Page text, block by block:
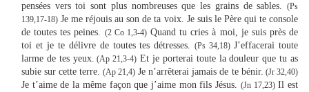
pensées vers toi sont plus nombreuses que les grains de sables. (Ps
139,17-18) Je me réjouis au son de ta voix. Je suis le Père qui te console
de toutes tes peines. (2 Co 1,3-4) Quand tu cries à moi, je suis près de
toi et je te délivre de toutes tes détresses.(Ps 34,18) J’effacerai toute
larme de tes yeux. (Ap 21,3-4) Et je porterai toute la douleur que tu as
subie sur cette terre. (Ap 21,4) Je n’arrêterai jamais de te bénir. (Jr 32,40)
Je t’aime de la même façon que j’aime mon fils Jésus. (Jn 17,23) Il est